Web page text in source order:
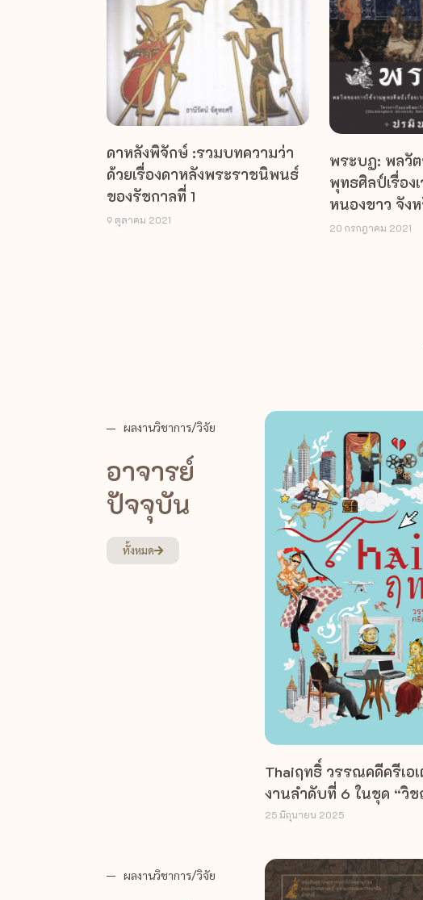
ดาหลังพิจักษ์ :รวมบทความว่า
ด้วยเรื่องดาหลังพระราชนิพนธ์
ของรัชกาลที่ 1
9 ตุลาคม 2021
พระบฏ: พลวั
พุทธศิลป์เรื่อง
หนองขาว จัง
20 กรกฎาคม 2021
ผลงานวิชาการ/วิจัย
อาจารย์
ปัจจุบัน
ทั้งหมด
Thaiฤทธิ์ วรรณคดีครีเอ
งานลำดับที่ 6 ในชุด “วิ
25 มิถุนายน 2025
ผลงานวิชาการ/วิจัย